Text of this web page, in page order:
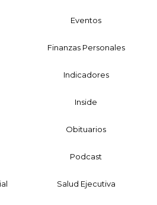
Eventos
Finanzas Personales
Indicadores
Inside
Obituarios
Podcast
Salud Ejecutiva